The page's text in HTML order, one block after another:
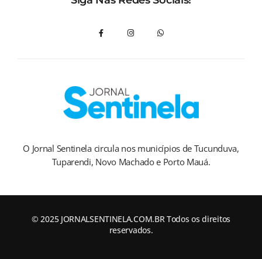
O Jornal Sentinela circula nos municípios de Tucunduva,
Tuparendi, Novo Machado e Porto Mauá.
© 2025 JORNALSENTINELA.COM.BR Todos os direitos
reservados.